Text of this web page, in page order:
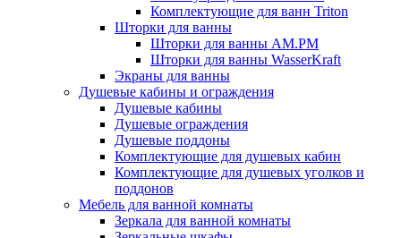
Комплектующие для ванн Triton
Шторки для ванны
Шторки для ванны AM.PM
Шторки для ванны WasserKraft
Экраны для ванны
Душевые кабины и ограждения
Душевые кабины
Душевые ограждения
Душевые поддоны
Комплектующие для душевых кабин
Комплектующие для душевых уголков и
поддонов
Мебель для ванной комнаты
Зеркала для ванной комнаты